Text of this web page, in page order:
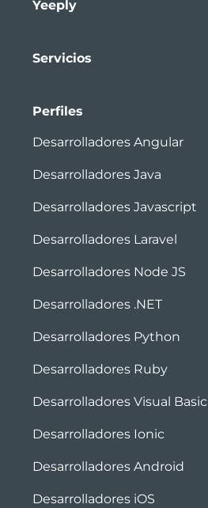
Yeeply
Servicios
Perfiles
Desarrolladores Angular
Desarrolladores Java
Desarrolladores Javascript
Desarrolladores Laravel
Desarrolladores Node JS
Desarrolladores .NET
Desarrolladores Python
Desarrolladores Ruby
Desarrolladores Visual Basic
Desarrolladores Ionic
Desarrolladores Android
Desarrolladores iOS